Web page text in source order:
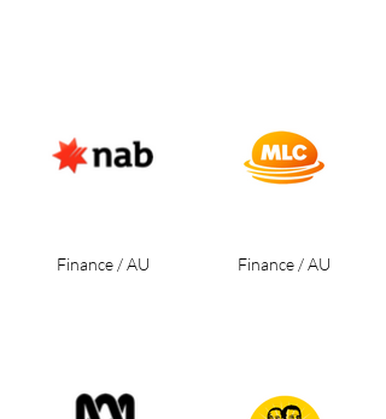
Finance / AU Finance / AU